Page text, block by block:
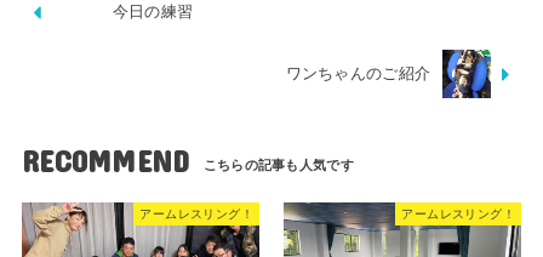
今日の練習
ワンちゃんのご紹介
RECOMMEND
アームレスリング！ アームレスリング！